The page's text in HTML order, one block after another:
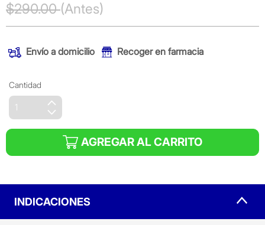
Precio reducido de
$290.00(Antes)
Envío a domicilio Recoger en farmacia
Cantidad
AGREGAR AL CARRITO
INDICACIONES